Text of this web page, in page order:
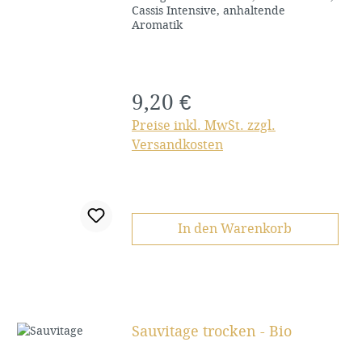
Cassis Intensive, anhaltende
Aromatik
Regulärer Preis:
9,20 €
Preise inkl. MwSt. zzgl.
Versandkosten
In den Warenkorb
Sauvitage trocken - Bio